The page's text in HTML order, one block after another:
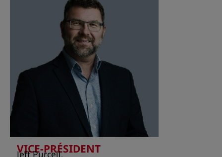
emploie 80 personnes. Fancy Pokket est le plus
important producteur de pain pita, de bagels,
de tortillas et de pains plats au Canada
atlantique. Mike a construit une usine de 58
000 pieds carrés réservée aux produits sans
gluten dans le comté de Lancaster, en Caroline
du Sud, où est produite une variété de produits
sans gluten. La nouvelle usine a débuté ses
activités en août 2019.
VICE-PRÉSIDENT
Jeff Purcell,